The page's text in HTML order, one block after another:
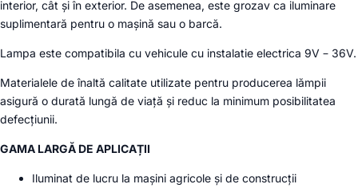
interior, cât și în exterior. De asemenea, este grozav ca iluminare
suplimentară pentru o mașină sau o barcă.
Lampa este compatibila cu vehicule cu instalatie electrica 9V – 36V.
Materialele de înaltă calitate utilizate pentru producerea lămpii
asigură o durată lungă de viață și reduc la minimum posibilitatea
defecțiunii.
GAMA LARGĂ DE APLICAȚII
Iluminat de lucru la mașini agricole și de construcții